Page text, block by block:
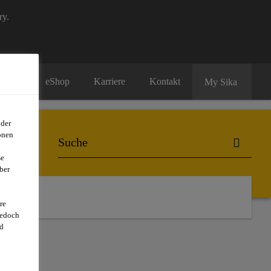
eShop Karriere Kontakt My Sika
uns